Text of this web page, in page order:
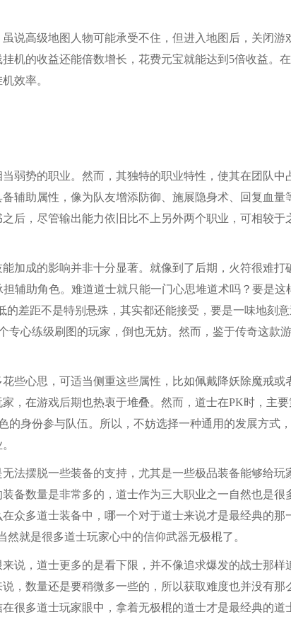
说高级地图人物可能承受不住，但进入地图后，关闭游
机的收益还能倍数增长，花费元宝就能达到5倍收益。
效率。
弱势的职业。然而，其独特的职业特性，使其在团队中
辅助属性，像为队友增添防御、施展隐身术、回复血量
后，尽管输出能力依旧比不上另外两个职业，可相较于
加成的影响并非十分显著。就像到了后期，火符很难打
辅助角色。难道道士就只能一门心思堆道术吗？要是这
差距不是特别悬殊，其实都还能接受，要是一味地刻意
专心练级刷图的玩家，倒也无妨。然而，鉴于传奇这款
些心思，可适当侧重这些属性，比如佩戴降妖除魔戒或
，在游戏后期也热衷于堆叠。然而，道士在PK时，主要
的身份参与队伍。所以，不妨选择一种通用的发展方式
法摆脱一些装备的支持，尤其是一些极品装备能够给玩
备数量是非常多的，道士作为三大职业之一自然也是很
众多道士装备中，哪一个对于道士来说才是最经典的那
就是很多道士玩家心中的信仰武器无极棍了。
说，道士更多的是看下限，并不像追求爆发的战士那样
，数量还是要稍微多一些的，所以获取难度也并没有那
很多道士玩家眼中，拿着无极棍的道士才是最经典的道